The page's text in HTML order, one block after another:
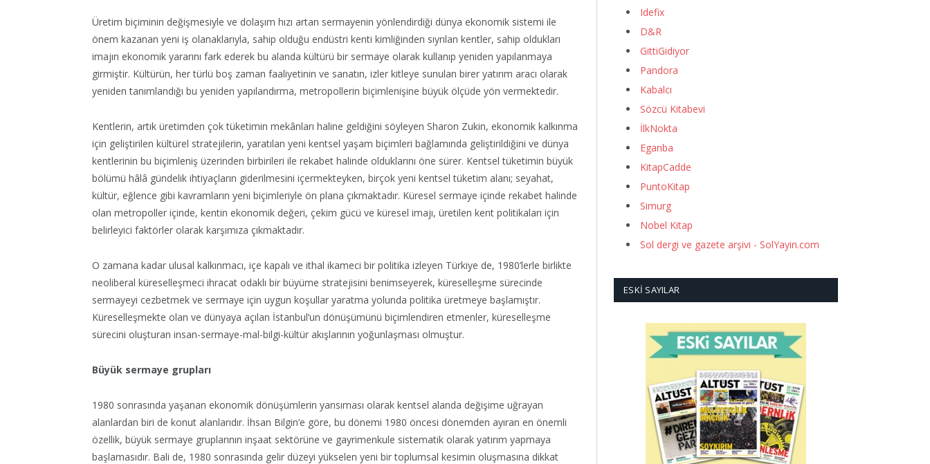
Üretim biçiminin değişmesiyle ve dolaşım hızı artan sermayenin yönlendirdiği dünya ekonomik sistemi ile
önem kazanan yeni iş olanaklarıyla, sahip olduğu endüstri kenti kimliğinden sıyrılan kentler, sahip oldukları
imajın ekonomik yararını fark ederek bu alanda kültürü bir sermaye olarak kullanıp yeniden yapılanmaya
girmiştir. Kültürün, her türlü boş zaman faaliyetinin ve sanatın, izler kitleye sunulan birer yatırım aracı olarak
yeniden tanımlandığı bu yeniden yapılandırma, metropollerin biçimlenişine büyük ölçüde yön vermektedir.
Kentlerin, artık üretimden çok tüketimin mekânları haline geldiğini söyleyen Sharon Zukin, ekonomik kalkınma
için geliştirilen kültürel stratejilerin, yaratılan yeni kentsel yaşam biçimleri bağlamında geliştirildiğini ve dünya
kentlerinin bu biçimleniş üzerinden birbirileri ile rekabet halinde olduklarını öne sürer. Kentsel tüketimin büyük
bölümü hâlâ gündelik ihtiyaçların giderilmesini içermekteyken, birçok yeni kentsel tüketim alanı; seyahat,
kültür, eğlence gibi kavramların yeni biçimleriyle ön plana çıkmaktadır. Küresel sermaye içinde rekabet halinde
olan metropoller içinde, kentin ekonomik değeri, çekim gücü ve küresel imajı, üretilen kent politikaları için
belirleyici faktörler olarak karşımıza çıkmaktadır.
O zamana kadar ulusal kalkınmacı, içe kapalı ve ithal ikameci bir politika izleyen Türkiye de, 1980’lerle birlikte
neoliberal küreselleşmeci ihracat odaklı bir büyüme stratejisini benimseyerek, küreselleşme sürecinde
sermayeyi cezbetmek ve sermaye için uygun koşullar yaratma yolunda politika üretmeye başlamıştır.
Küreselleşmekte olan ve dünyaya açılan İstanbul’un dönüşümünü biçimlendiren etmenler, küreselleşme
sürecini oluşturan insan-sermaye-mal-bilgi-kültür akışlarının yoğunlaşması olmuştur.
Büyük sermaye grupları
1980 sonrasında yaşanan ekonomik dönüşümlerin yansıması olarak kentsel alanda değişime uğrayan
alanlardan biri de konut alanlarıdır. İhsan Bilgin’e göre, bu dönemi 1980 öncesi dönemden ayıran en önemli
özellik, büyük sermaye gruplarının inşaat sektörüne ve gayrimenkule sistematik olarak yatırım yapmaya
başlamasıdır. Bali de, 1980 sonrasında gelir düzeyi yükselen yeni bir toplumsal kesimin oluşmasına dikkat
Idefix
D&R
GittiGidiyor
Pandora
Kabalcı
Sözcü Kitabevi
İlkNokta
Eganba
KitapCadde
PuntoKitap
Simurg
Nobel Kitap
Sol dergi ve gazete arşivi - SolYayin.com
ESKI SAYILAR